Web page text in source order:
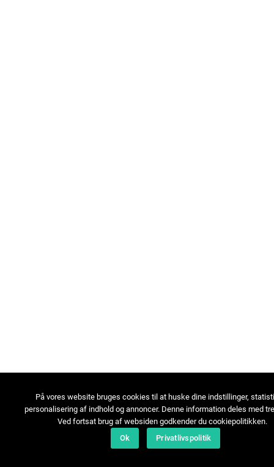
På vores website bruges cookies til at huske dine indstillinger,
personalisering af indhold og annoncer. Denne information deles med
Ved fortsat brug af websiden godkender du cookiepolitikken.
Ok
Privatlivspolitik